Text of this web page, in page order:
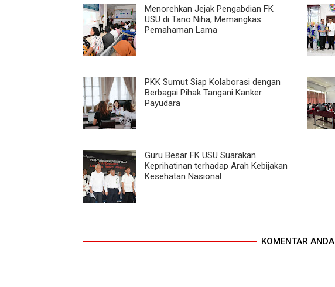
Menorehkan Jejak Pengabdian FK
USU di Tano Niha, Memangkas
Pemahaman Lama
PKK Sumut Siap Kolaborasi dengan
Berbagai Pihak Tangani Kanker
Payudara
Guru Besar FK USU Suarakan
Keprihatinan terhadap Arah Kebijakan
Kesehatan Nasional
KOMENTAR ANDA